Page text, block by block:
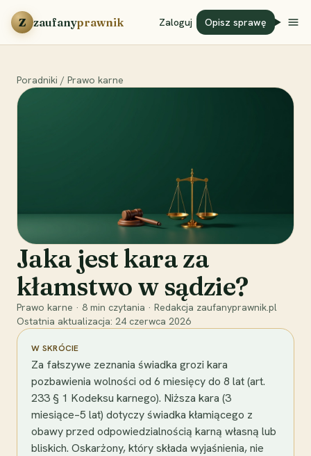
Przejdź do treści
Z zaufanyprawnik Zaloguj Opisz sprawę
Poradniki / Prawo karne
Jaka jest kara za
kłamstwo w sądzie?
Prawo karne · 8 min czytania · Redakcja zaufanyprawnik.pl
Ostatnia aktualizacja: 24 czerwca 2026
W SKRÓCIE
Za fałszywe zeznania świadka grozi kara
pozbawienia wolności od 6 miesięcy do 8 lat (art.
233 § 1 Kodeksu karnego). Niższa kara (3
miesiące–5 lat) dotyczy świadka kłamiącego z
obawy przed odpowiedzialnością karną własną lub
bliskich. Oskarżony, który składa wyjaśnienia, nie